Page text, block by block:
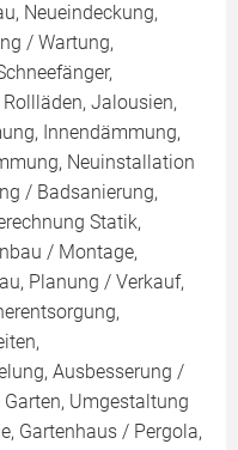
Neueindeckung,
/ Wartung,
Jalousien,
Innendämmung,
Neuinstallation
/ Badsanierung,
Statik,
/ Montage,
Planung / Verkauf,
Ausbesserung /
Garten, Umgestaltung
Gartenhaus / Pergola,